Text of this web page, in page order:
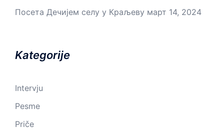
Посета Дечијем селу у Краљеву март 14, 2024
Kategorije
Intervju
Pesme
Priče